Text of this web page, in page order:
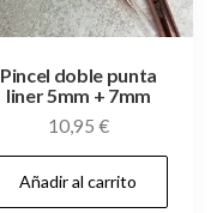
Pincel doble punta
liner 5mm + 7mm
10,95 €
Añadir al carrito